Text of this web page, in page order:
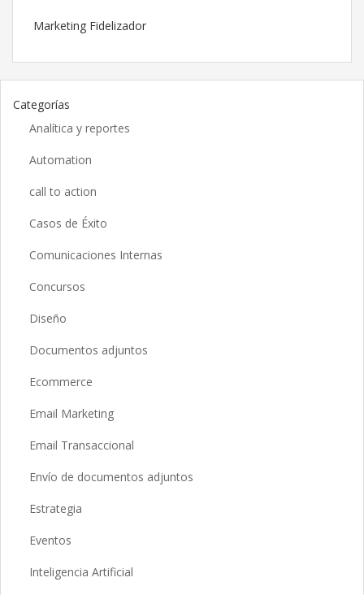
Marketing Fidelizador
Categorías
Analítica y reportes
Automation
call to action
Casos de Éxito
Comunicaciones Internas
Concursos
Diseño
Documentos adjuntos
Ecommerce
Email Marketing
Email Transaccional
Envío de documentos adjuntos
Estrategia
Eventos
Inteligencia Artificial